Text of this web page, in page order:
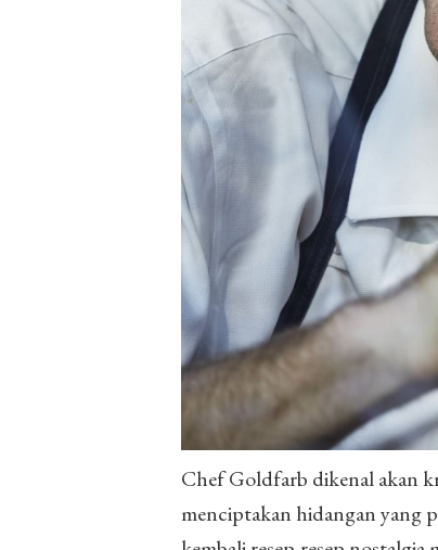
Chef Goldfarb dikenal akan
menciptakan hidangan yang